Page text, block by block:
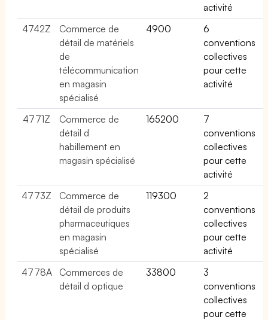
activité
4742Z
Commerce de
détail de matériels
de
télécommunication
en magasin
spécialisé
4900
6
conventions
collectives
pour cette
activité
4771Z
Commerce de
détail d
habillement en
magasin spécialisé
165200
7
conventions
collectives
pour cette
activité
4773Z
Commerce de
détail de produits
pharmaceutiques
en magasin
spécialisé
119300
2
conventions
collectives
pour cette
activité
4778A
Commerces de
détail d optique
33800
3
conventions
collectives
pour cette